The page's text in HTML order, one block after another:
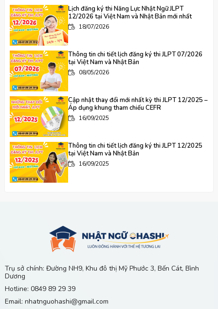
Lịch đăng ký thi Năng Lực Nhật Ngữ JLPT
12/2026 tại Việt Nam và Nhật Bản mới nhất
18/07/2026
Thông tin chi tiết lịch đăng ký thi JLPT 07/2026
tại Việt Nam và Nhật Bản
08/05/2026
Cập nhật thay đổi mới nhất kỳ thi JLPT 12/2025 –
Áp dụng khung tham chiếu CEFR
16/09/2025
Thông tin chi tiết lịch đăng ký thi JLPT 12/2025
tại Việt Nam và Nhật Bản
16/09/2025
Nên Học Tiếng Nhật Ở Đâu Tại Chánh Phú Hòa,
Bến Cát?
2 3 4, Bến Cát, Bình Dương
29/04/2026
Trụ sở chính: Đường NH9, Khu đô thị Mỹ Phước 3, Bến Cát, Bình
Dương
Hotline: 0849 89 29 39
Email: nhatnguohashi@gmail.com